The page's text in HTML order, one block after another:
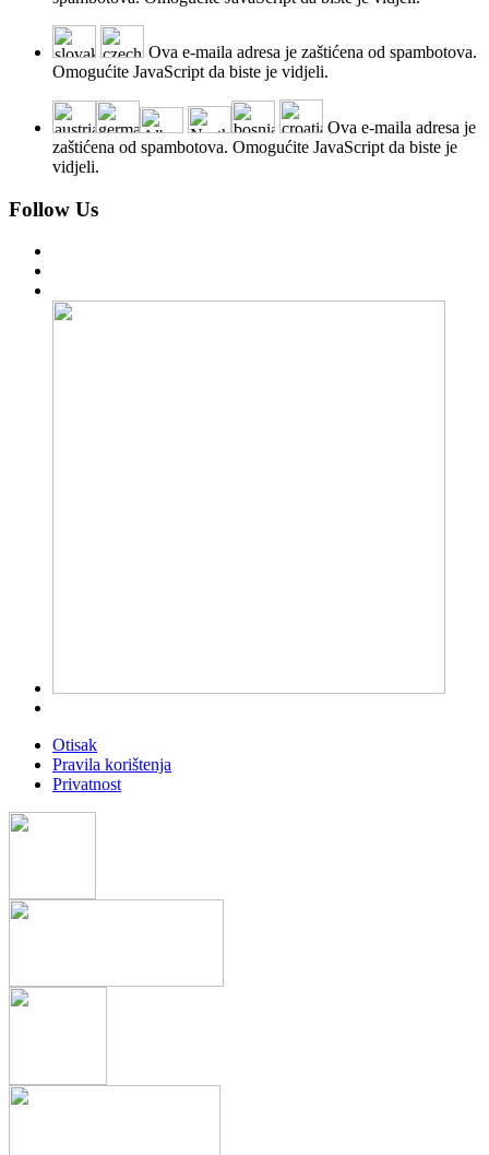
Ova e-maila adresa je zaštićena od spambotova.
Omogućite JavaScript da biste je vidjeli.
Ova e-maila adresa je
zaštićena od spambotova. Omogućite JavaScript da biste je
vidjeli.
Follow Us
Otisak
Pravila korištenja
Privatnost